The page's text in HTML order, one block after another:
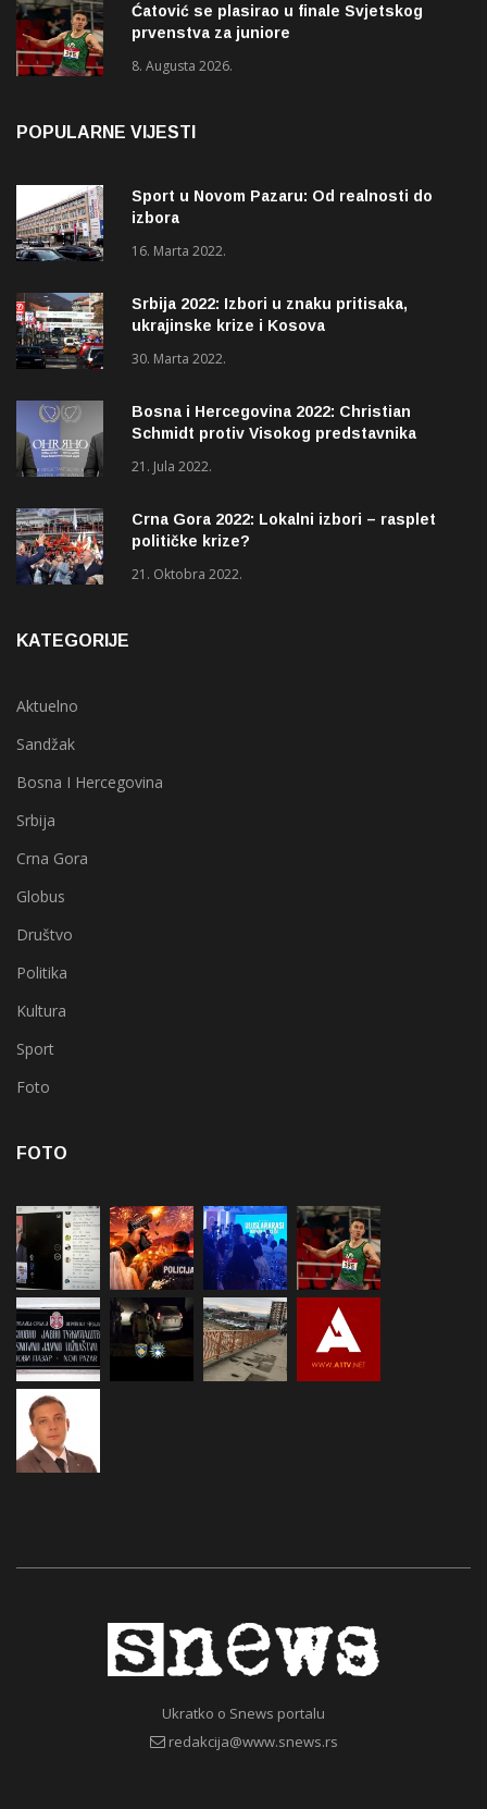
Ćatović se plasirao u finale Svjetskog
prvenstva za juniore
8. Augusta 2026.
POPULARNE VIJESTI
Sport u Novom Pazaru: Od realnosti do
izbora
16. Marta 2022.
Srbija 2022: Izbori u znaku pritisaka,
ukrajinske krize i Kosova
30. Marta 2022.
Bosna i Hercegovina 2022: Christian
Schmidt protiv Visokog predstavnika
21. Jula 2022.
Crna Gora 2022: Lokalni izbori – rasplet
političke krize?
21. Oktobra 2022.
KATEGORIJE
Aktuelno
Sandžak
Bosna I Hercegovina
Srbija
Crna Gora
Globus
Društvo
Politika
Kultura
Sport
Foto
FOTO
Ukratko o Snews portalu
redakcija@www.snews.rs